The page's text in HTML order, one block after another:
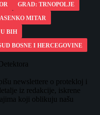
GRAD: TRNOPOLJE
MITAR
BIH
BOSNE I HERCEGOVINE
newslettere o protekloj i
iz redakcije, iskrene
koji oblikuju našu